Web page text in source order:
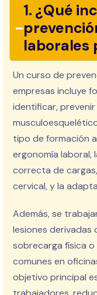
1. ¿Qué
laborales
Un curso de
empresas incluye
identificar,
tipo de formación
ergonomía laboral,
correcta de
cervical, y la
Además, se
lesiones derivadas
sobrecarga física
comunes en
objetivo principal